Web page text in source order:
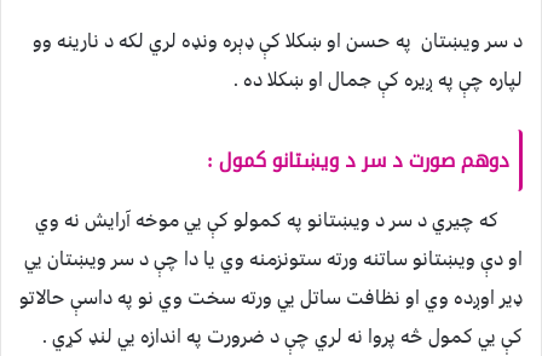
د سر ويښتان په حسن او ښکلا کې ډېره ونډه لري لکه د نارينه وو
لپاره چې په ږيره کې جمال او ښکلا ده .
دوهم صورت د سر د ويښتانو کمول :
که چيري د سر د ويښتانو په کمولو کې يي موخه آرايش نه وي
او دې ويښتانو ساتنه ورته ستونزمنه وي يا دا چې د سر ويښتان يي
ډير اوږده وي او نظافت ساتل يي ورته سخت وي نو په داسې حالاتو
کې يي کمول څه پروا نه لري چې د ضرورت په اندازه يي لنډ کړي .